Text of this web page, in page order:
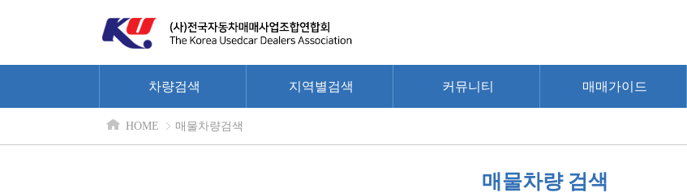
차량검색 지역별검색 커뮤니티 매매가이드
HOME 매물차량검색
매물차량 검색